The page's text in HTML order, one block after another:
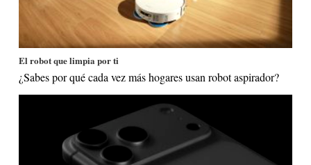
El robot que limpia por ti
¿Sabes por qué cada vez más hogares usan robot aspirador?